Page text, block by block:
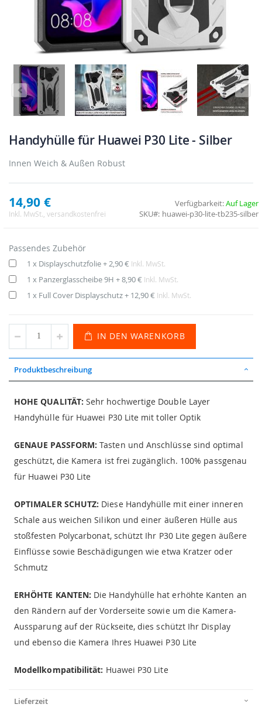
Handyhülle für Huawei P30 Lite - Silber
Innen Weich & Außen Robust
14,90 €
Inkl. MwSt. , versandkostenfrei
Verfügbarkeit:Auf Lager
SKU
huawei-p30-lite-tb235-silber
Passendes Zubehör
1 x Displayschutzfolie+ 2,90 € Inkl. MwSt.
1 x Panzerglasscheibe 9H +8,90 € Inkl. MwSt.
1 x Full Cover Displayschutz+ 12,90 € Inkl. MwSt.
IN DEN WARENKORB
Produktbeschreibung
HOHE QUALITÄT: Sehr hochwertige Double Layer
Handyhülle für Huawei P30 Lite mit toller Optik
GENAUE PASSFORM: Tasten und Anschlüsse sind optimal
geschützt, die Kamera ist frei zugänglich. 100% passgenau
für Huawei P30 Lite
OPTIMALER SCHUTZ: Diese Handyhülle mit einer inneren
Schale aus weichen Silikon und einer äußeren Hülle aus
stoßfesten Polycarbonat, schützt Ihr P30 Lite gegen äußere
Einflüsse sowie Beschädigungen wie etwa Kratzer oder
Schmutz
ERHÖHTE KANTEN: Die Handyhülle hat erhöhte Kanten an
den Rändern auf der Vorderseite sowie um die Kamera-
Aussparung auf der Rückseite, dies schützt Ihr Display
und ebenso die Kamera Ihres Huawei P30 Lite
Modellkompatibilität: Huawei P30 Lite
Lieferzeit